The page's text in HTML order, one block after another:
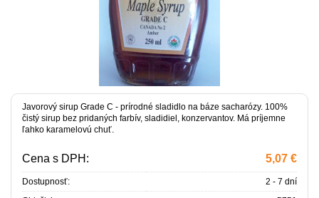
Javorový sirup Grade C - prírodné sladidlo na báze sacharózy. 100%
čistý sirup bez pridaných farbív, sladidiel, konzervantov. Má príjemne
ľahko karamelovú chuť.
Cena s DPH: 5,07 €
Dostupnosť:
2 - 7 dní